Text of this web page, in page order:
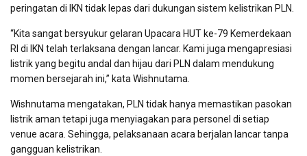
peringatan di IKN tidak lepas dari dukungan sistem kelistrikan PLN.
“Kita sangat bersyukur gelaran Upacara HUT ke-79 Kemerdekaan
RI di IKN telah terlaksana dengan lancar. Kami juga mengapresiasi
listrik yang begitu andal dan hijau dari PLN dalam mendukung
momen bersejarah ini,” kata Wishnutama.
Wishnutama mengatakan, PLN tidak hanya memastikan pasokan
listrik aman tetapi juga menyiagakan para personel di setiap
venue acara. Sehingga, pelaksanaan acara berjalan lancar tanpa
gangguan kelistrikan.